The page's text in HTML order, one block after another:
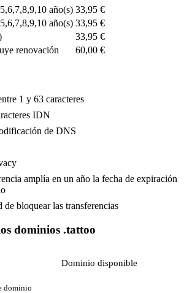
año(s) 33,95 €
año(s) 33,95 €
33,95 €
renovación 60,00 €
1 y 63 caracteres
IDN
de DNS
amplía en un año la fecha de expiración
de bloquear las transferencias
dominios .tattoo
Dominio disponible
dominio